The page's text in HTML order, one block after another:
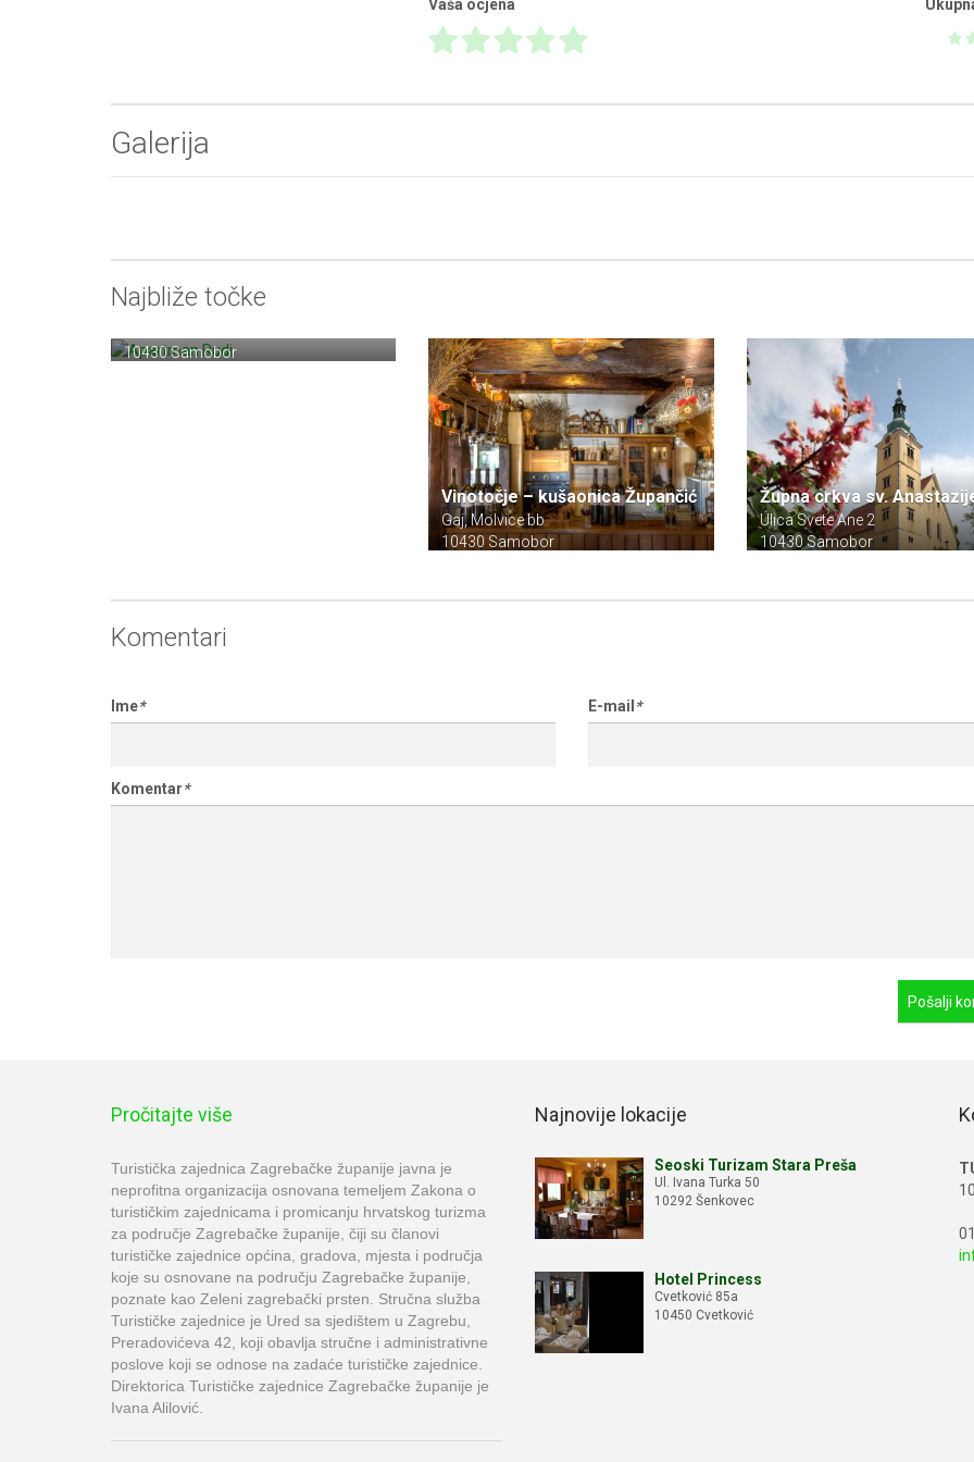
Vaša ocjena
Galerija
Najbliže točke
Apartman Rudi
10430 Samobor
Vinotočje – kušaonica Župančić
Gaj, Molvice bb
10430 Samobor
Župna crkva sv.
Ulica Svete Ane 2
10430 Samobor
Komentari
Ime* E-mail *
Komentar*
Pročitajte više
Turistička zajednica Zagrebačke županije javna je
neprofitna organizacija osnovana temeljem Zakona o
turističkim zajednicama i promicanju hrvatskog turizma
za područje Zagrebačke županije, čiji su članovi
turističke zajednice općina, gradova, mjesta i područja
koje su osnovane na području Zagrebačke županije,
poznate kao Zeleni zagrebački prsten. Stručna služba
Turističke zajednice je Ured sa sjedištem u Zagrebu,
Preradovićeva 42, koji obavlja stručne i administrativne
poslove koji se odnose na zadaće turističke zajednice.
Direktorica Turističke zajednice Zagrebačke županije je
Ivana Alilović.
Najnovije lokacije
Seoski Turizam Stara Preša
Ul. Ivana Turka 50
10292 Šenkovec
Hotel Princess
Cvetković 85a
10450 Cvetković